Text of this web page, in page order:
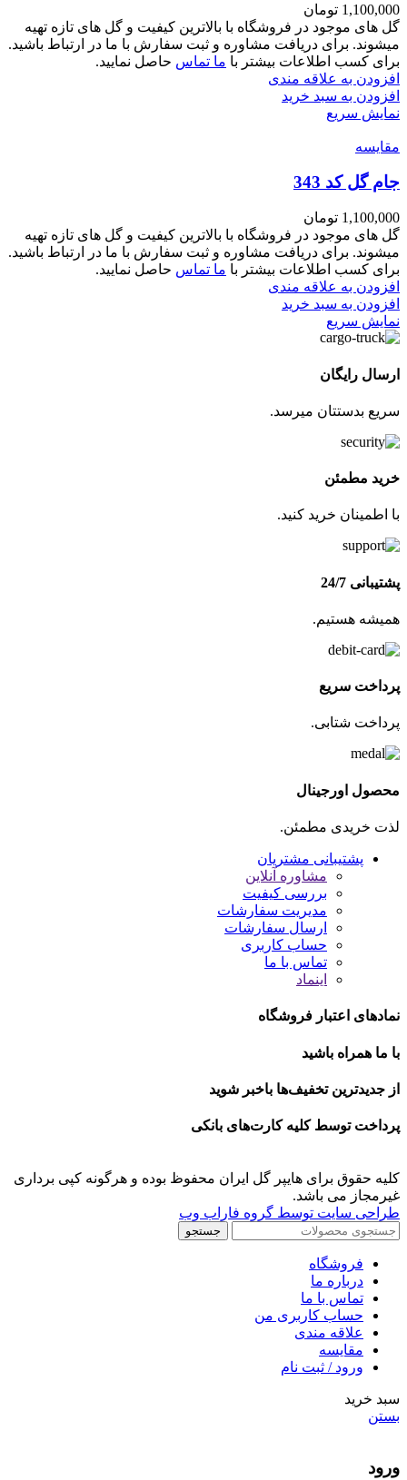
1,100,000 تومان
گل های موجود در فروشگاه با بالاترین کیفیت و گل های تازه تهیه
میشوند. برای دریافت مشاوره و ثبت سفارش با ما در ارتباط باشید.
برای کسب اطلاعات بیشتر با ما تماس حاصل نمایید.
افزودن به علاقه مندی
افزودن به سبد خرید
نمایش سریع
مقايسه
جام گل کد 343
1,100,000 تومان
گل های موجود در فروشگاه با بالاترین کیفیت و گل های تازه تهیه
میشوند. برای دریافت مشاوره و ثبت سفارش با ما در ارتباط باشید.
برای کسب اطلاعات بیشتر با ما تماس حاصل نمایید.
افزودن به علاقه مندی
افزودن به سبد خرید
نمایش سریع
ارسال رایگان
سریع بدستتان میرسد.
خرید مطمئن
با اطمینان خرید کنید.
پشتیبانی 24/7
همیشه هستیم.
پرداخت سریع
پرداخت شتابی.
محصول اورجینال
لذت خریدی مطمئن.
پشتیبانی مشتریان
مشاوره آنلاین
بررسی کیفیت
مدیریت سفارشات
ارسال سفارشات
حساب کاربری
تماس با ما
اینماد
نمادهای اعتبار فروشگاه
با ما همراه باشید
از جدیدترین تخفیف‌ها باخبر شوید
پرداخت توسط کلیه کارت‌های بانکی
کلیه حقوق برای هایپر گل ایران محفوظ بوده و هرگونه کپی برداری
غیرمجاز می باشد.
طراحی سایت توسط گروه فاراب وب
جستجو
فروشگاه
درباره ما
تماس با ما
حساب کاربری من
علاقه مندی
مقايسه
ورود / ثبت نام
سبد خرید
بستن
ورود